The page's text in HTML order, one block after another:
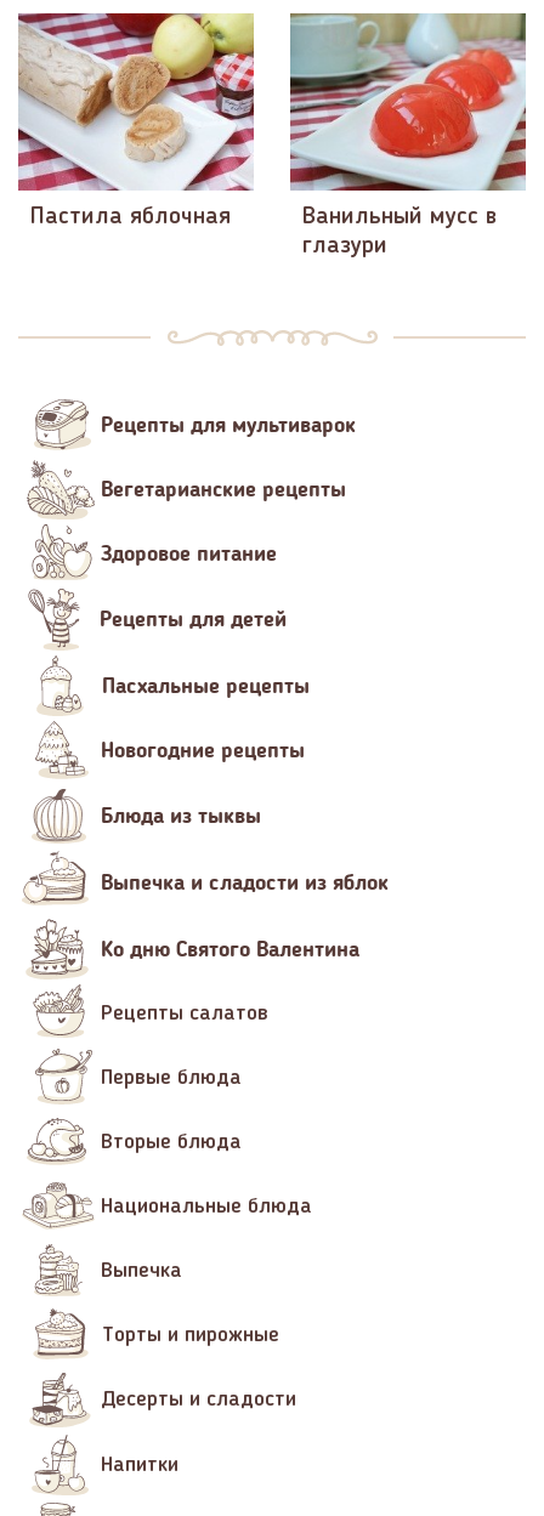
Пастила яблочная
Ванильный мусс в
глазури
Рецепты для мультиварок
Вегетарианские рецепты
Здоровое питание
Рецепты для детей
Пасхальные рецепты
Новогодние рецепты
Блюда из тыквы
Выпечка и сладости из яблок
Ко дню Святого Валентина
Рецепты салатов
Первые блюда
Вторые блюда
Национальные блюда
Выпечка
Торты и пирожные
Десерты и сладости
Напитки